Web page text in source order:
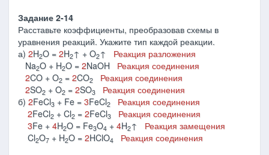
Задание 2-14
Расставьте коэффициенты, преобразовав схемы в
уравнения реакций. Укажите тип каждой реакции.
а) 2H2O = 2H2↑ + O2↑ Реакция разложения
Na2O + H2O = 2NaOH Реакция соединения
2CO + O2 = 2CO2
Реакция соединения
2SO2 + O2 = 2SO3
Реакция соединения
б) 2FeCl3 + Fe = 3FeCl2
Реакция соединения
2FeCl2 + Cl2 = 2FeCl3
Реакция соединения
3Fe + 4H2O = Fe3O4 + 4H2↑ Реакция замещения
Cl2O7 + H2O = 2HClO4
Реакция соединения